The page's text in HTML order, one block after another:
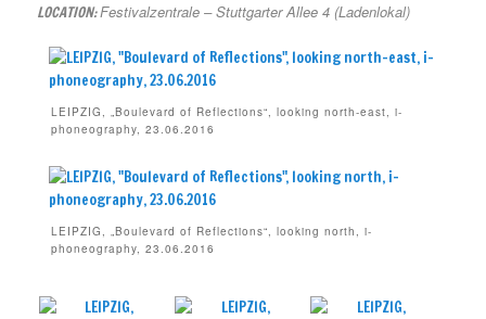
LOCATION:Festivalzentrale – Stuttgarter Allee 4 (Ladenlokal)
LEIPZIG, „Boulevard of Reflections“, looking north-east, i-
phoneography, 23.06.2016
LEIPZIG, „Boulevard of Reflections“, looking north, i-
phoneography, 23.06.2016